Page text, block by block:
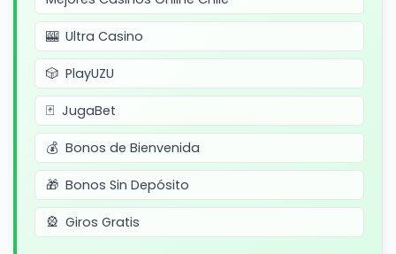
Ultra Casino
PlayUZU
JugaBet
Bonos de Bienvenida
Bonos Sin Depósito
Giros Gratis